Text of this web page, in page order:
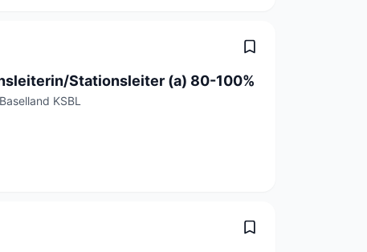
Stationsleiter (a) 80-100%
KSBL